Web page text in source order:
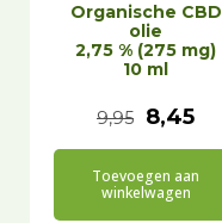
Organische CBD
olie
2,75 % (275 mg)
10 ml
9,95
O
o
r
8,45H
u
Toevoegen aan
winkelwagen